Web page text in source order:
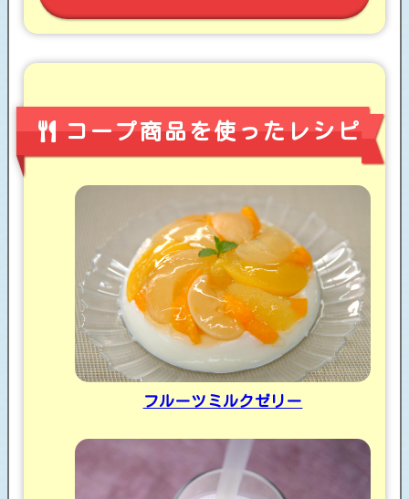
コープ商品を使ったレシピ
フルーツミルクゼリー